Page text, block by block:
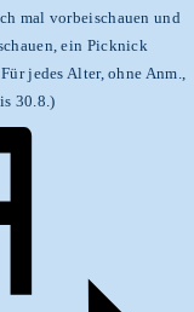
mal vorbeischauen und
ein Picknick
jedes Alter, ohne Anm.,
30.8.)